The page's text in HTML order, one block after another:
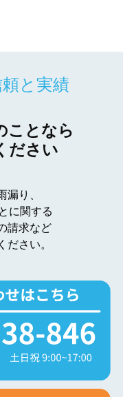
と実績
ことなら
ださい
漏り、
に関する
請求など
ださい。